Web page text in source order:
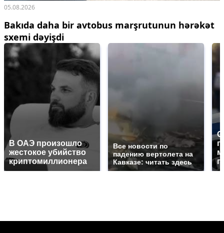
05.08.2026
Bakıda daha bir avtobus marşrutunun hərəkət
sxemi dəyişdi
В ОАЭ произошло
жестокое убийство
криптомиллионера
Все новости по
падению вертолета на
Кавказе: читать здесь